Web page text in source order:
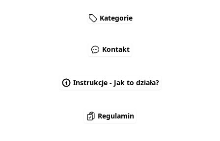
Kategorie
Kontakt
Instrukcje - Jak to działa?
Regulamin